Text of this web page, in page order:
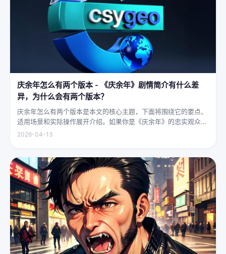
庆余年怎么有两个版本 - 《庆余年》剧情简介有什么差
异，为什么会有两个版本？
庆余年怎么有两个版本是本文的核心主题，下面将围绕它的要点、
适用场景和实际操作展开介绍。如果你是《庆余年》的忠实观众，
可能会发现这部剧在不同视频平台上呈现出两个略有差异的版本，
2026-04-13